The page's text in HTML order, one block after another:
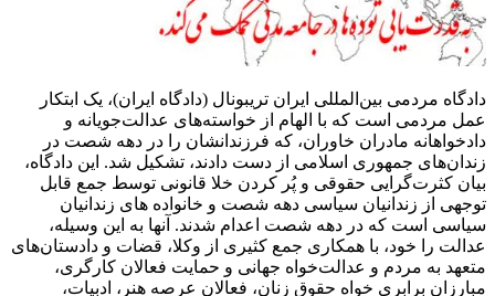
دادگاه مردمی بین‌المللی ایران تریبونال (دادگاه ایران)، یک ابتکار
عمل مردمی است که با الهام از خواسته‌های عدالت‌جویانه و
دادخواهانه مادران خاوران، که فرزندانشان را در دهه شصت در
زندان‌های جمهوری اسلامی از دست دادند، تشکیل شد. این دادگاه،
بیان کثرت‌گرایی حقوقی و پُر کردن خلا قانونی توسط جمع قابل
توجهی از زندانیان سیاسی دهه شصت و خانواده های زندانیان
سیاسی است که در دهه شصت اعدام شدند. آنها به این وسیله،
عدالت را خود، با همکاری جمع کثیری از وکلا، قضات و دادستان‌های
متعهد به مردم و عدالت‌خواه جهانی و حمایت فعالان کارگری،
مبارزان برابری خواه حقوق زنان، فعالان عرصه هنر، ادبیات،